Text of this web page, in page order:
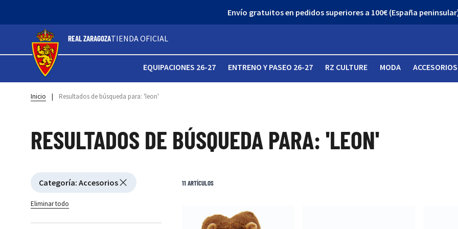
Envío gratuitos en pedidos superiores a 100€ (España
REAL ZARAGOZATIENDA OFICIAL
EQUIPACIONES 26-27 ENTRENO Y PASEO 26-27 RZ CULTURE MODA ACCESORIOS
Inicio | Resultados de búsqueda para: 'leon'
RESULTADOS DE BÚSQUEDA PARA: 'LEON'
Ver filtros
Active filtering
Categoría: Accesorios
Eliminar todo
11ARTÍCULOS